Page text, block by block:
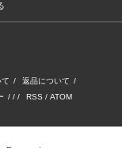
/ 返品について /
/ / / RSS / ATOM